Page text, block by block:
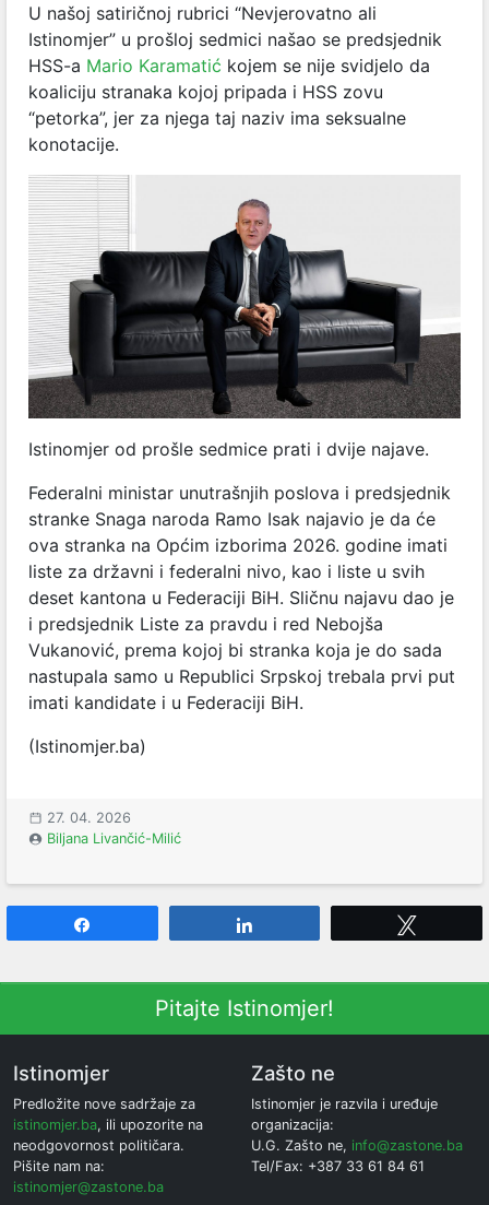
U našoj satiričnoj rubrici “Nevjerovatno ali
Istinomjer” u prošloj sedmici našao se predsjednik
HSS-a Mario Karamatić kojem se nije svidjelo da
koaliciju stranaka kojoj pripada i HSS zovu
“petorka”, jer za njega taj naziv ima seksualne
konotacije.
Istinomjer od prošle sedmice prati i dvije najave.
Federalni ministar unutrašnjih poslova i predsjednik
stranke Snaga naroda Ramo Isak najavio je da će
ova stranka na Općim izborima 2026. godine imati
liste za državni i federalni nivo, kao i liste u svih
deset kantona u Federaciji BiH. Sličnu najavu dao je
i predsjednik Liste za pravdu i red Nebojša
Vukanović, prema kojoj bi stranka koja je do sada
nastupala samo u Republici Srpskoj trebala prvi put
imati kandidate i u Federaciji BiH.
(Istinomjer.ba)
27. 04. 2026
Biljana Livančić-Milić
Pitajte Istinomjer!
Istinomjer
Predložite nove sadržaje za
istinomjer.ba, ili upozorite na
neodgovornost političara.
Pišite nam na:
istinomjer@zastone.ba
Zašto ne
Istinomjer je razvila i uređuje
organizacija:
U.G. Zašto ne, info@zastone.ba
Tel/Fax: +387 33 61 84 61